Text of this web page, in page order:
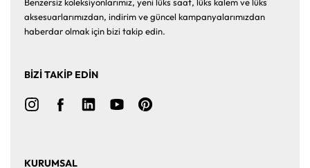
aksesuarlarımızdan, indirim ve güncel kampanyalarımızdan
haberdar olmak için bizi takip edin.
BİZİ TAKİP EDİN
KURUMSAL